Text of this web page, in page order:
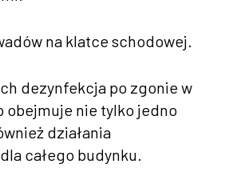
na klatce schodowej.
dezynfekcja po zgonie w
obejmuje nie tylko jedno
działania
całego budynku.